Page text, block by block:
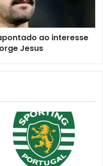
ao interesse
Jesus